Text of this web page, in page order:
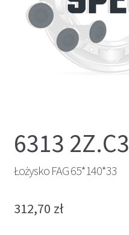
6313 2Z.C3
Łożysko FAG 65*140*33
312,70 zł